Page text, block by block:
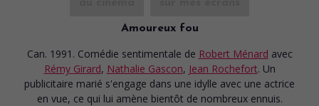
Amoureux fou
Can. 1991. Comédie sentimentale de Robert Ménard avec
Rémy Girard, Nathalie Gascon, Jean Rochefort. Un
publicitaire marié s'engage dans une idylle avec une actrice
en vue, ce qui lui amène bientôt de nombreux ennuis.